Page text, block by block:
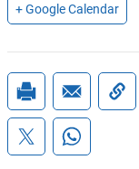
+ Google Calendar